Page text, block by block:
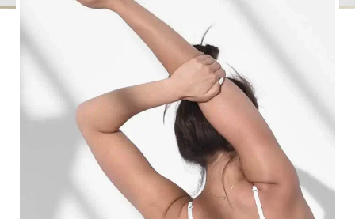
deformacji